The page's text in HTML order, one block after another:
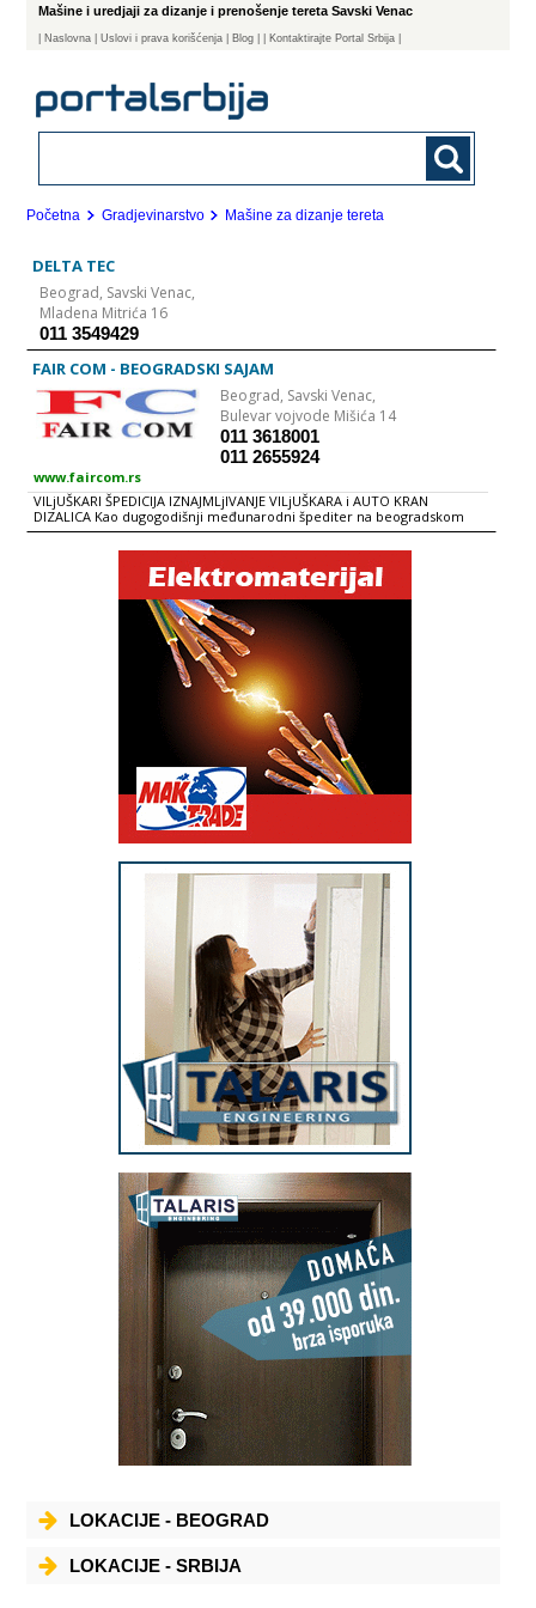
Mašine i uredjaji za dizanje i prenošenje tereta Savski Venac
Naslovna | Uslovi i prava korišćenja Blog | Kontaktirajte Portal Srbija |
Početna Gradjevinarstvo Mašine za dizanje tereta
DELTA TEC
Beograd, Savski Venac,
Mladena Mitrića 16
011 3549429
FAIR COM - BEOGRADSKI SAJAM
Beograd, Savski Venac,
Bulevar vojvode Mišića 14
011 3618001
011 2655924
www.faircom.rs
VILjUŠKARI ŠPEDICIJA IZNAJMLjIVANJE VILjUŠKARA i AUTO KRAN
DIZALICA Kao dugogodišnji međunarodni špediter na beogradskom
sajmu koji se specijalizovao za manipulaciju svih vrsta tereta i mašina –
eksponata, obezbeđujemo uz mnoge pogodnosti svu potrebnu
mehanizaciju: - viljuškare raznih nosivosti - autokran dizalice - šlep
službu - kompletnu prateću opremu za bezprekorno i sigurno
manipulisanje sa robom po Vašoj želji. - terensku službu za trenutno
otklanjanje eventualnih kvarova, ili zamenu naručene mehanizacije u
cilju nesmetanog nastavljanja Vašeg procesa rada. Potrebna
mehanizacija može se iznamljivati na vremenski period koji to Vama
odgovara u zavisnosti od Vašeg procesa rada. Takođe nudimo dnevno
iznamljivanje viljuškara i prevoz robe na teritoriji Beograda po
najpovoljnijim cenama. Pored višenamenske kvalitetne mehanizacije,
naši stručni viljuškaristi i manipulativni radnici predstavljaju dodatnu
sigurnost da će vaši nalozi biti izvršeni na najbolji mogući način, što je i
razlog što nam sve velike inostrane firme sa velikim zadovoljstvom
poveravaju manipulaciju sa svojom robom, odnosno sa izuzetno
vrednim mašinama – eksponatima. Molimo Vas da nas odmah
kontaktirate kako bi smo bili u mogućnosti da Vaš posao olakšamo i
zajedničkim snagama znatno unapredimo.
LOKACIJE - BEOGRAD
LOKACIJE - SRBIJA